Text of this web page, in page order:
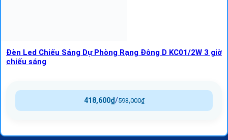
Đèn Led Chiếu Sáng Dự Phòng Rạng Đông D KC01/2W 3 giờ
chiếu sáng
598,000₫
/
418,600₫